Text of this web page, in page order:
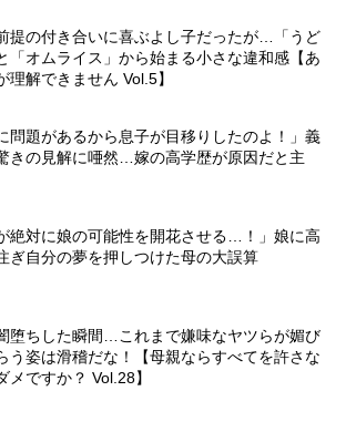
提の付き合いに喜ぶよし子だったが…「うど
「オムライス」から始まる小さな違和感【あ
理解できません Vol.5】
問題があるから息子が目移りしたのよ！」義
きの見解に唖然…嫁の高学歴が原因だと主
絶対に娘の可能性を開花させる…！」娘に高
ぎ自分の夢を押しつけた母の大誤算
堕ちした瞬間…これまで嫌味なヤツらが媚び
う姿は滑稽だな！【母親ならすべてを許さな
メですか？ Vol.28】